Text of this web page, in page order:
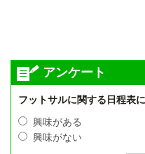
アンケート
フットサルに関する日程表
興味がある
興味がない